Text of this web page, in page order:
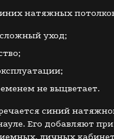
натяжных
уход;
не выцветает.
синий
Его добавляют
личных